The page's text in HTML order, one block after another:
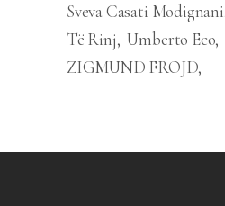
Sveva Casati Modignani
Të Rinj Umberto Eco
ZIGMUND FROJD